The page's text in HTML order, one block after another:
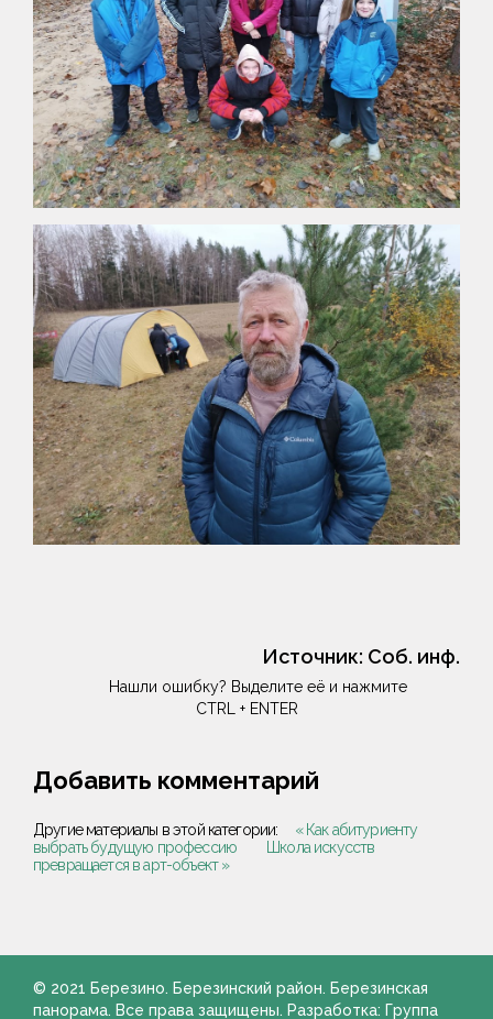
Источник: Соб. инф.
Нашли ошибку? Выделите её и нажмите
CTRL + ENTER
Добавить комментарий
Другие материалы в этой категории:
« Как абитуриенту
выбрать будущую профессию
Школа искусств
превращается в арт-объект »
© 2021 Березино. Березинский район. Березинская
панорама. Все права защищены. Разработка: Группа